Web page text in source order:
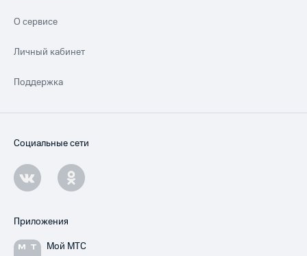
О сервисе
Личный кабинет
Поддержка
Социальные сети
Приложения
Мой МТС